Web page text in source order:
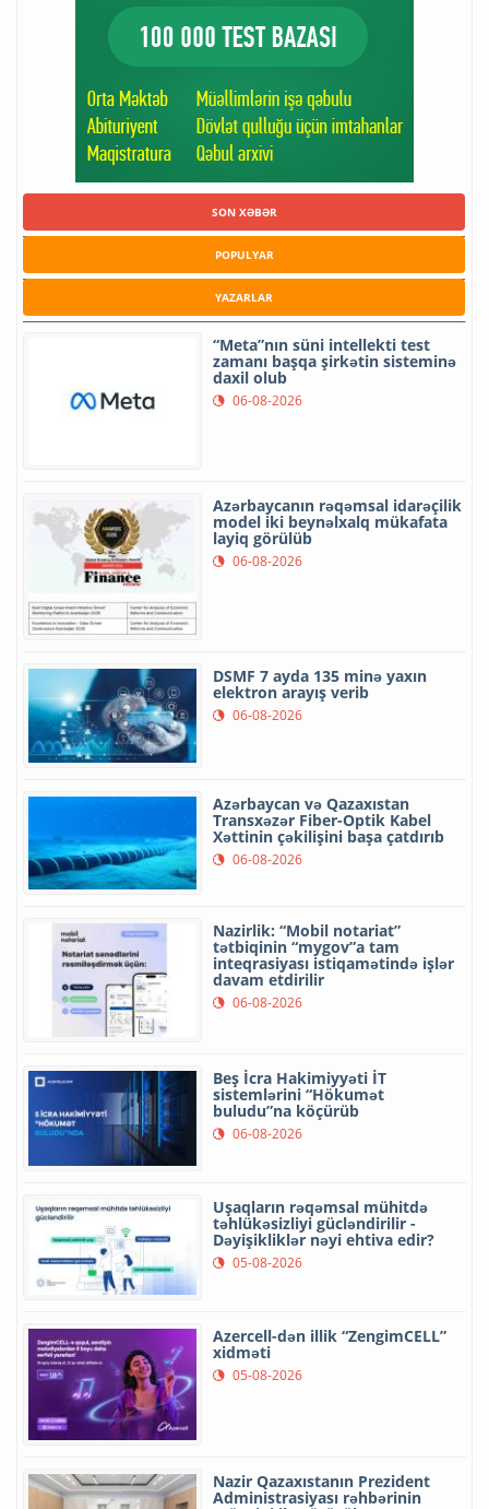
SON XƏBƏR
POPULYAR
YAZARLAR
“Meta”nın süni intellekti test
zamanı başqa şirkətin sisteminə
daxil olub
06-08-2026
Azərbaycanın rəqəmsal idarəçilik
model iki beynəlxalq mükafata
layiq görülüb
06-08-2026
DSMF 7 ayda 135 minə yaxın
elektron arayış verib
06-08-2026
Azərbaycan və Qazaxıstan
Transxəzər Fiber-Optik Kabel
Xəttinin çəkilişini başa çatdırıb
06-08-2026
Nazirlik: “Mobil notariat”
tətbiqinin “mygov”a tam
inteqrasiyası istiqamətində işlər
davam etdirilir
06-08-2026
Beş İcra Hakimiyyəti İT
sistemlərini “Hökumət
buludu”na köçürüb
06-08-2026
Uşaqların rəqəmsal mühitdə
təhlükəsizliyi gücləndirilir -
Dəyişikliklər nəyi ehtiva edir?
05-08-2026
Azercell-dən illik “ZengimCELL”
xidməti
05-08-2026
Nazir Qazaxıstanın Prezident
Administrasiyası rəhbərinin